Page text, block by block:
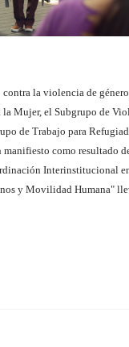
la violencia de
Mujer, el Subgrupo de
de Trabajo para
como resultado
Interinstitucional
y Movilidad Humana"